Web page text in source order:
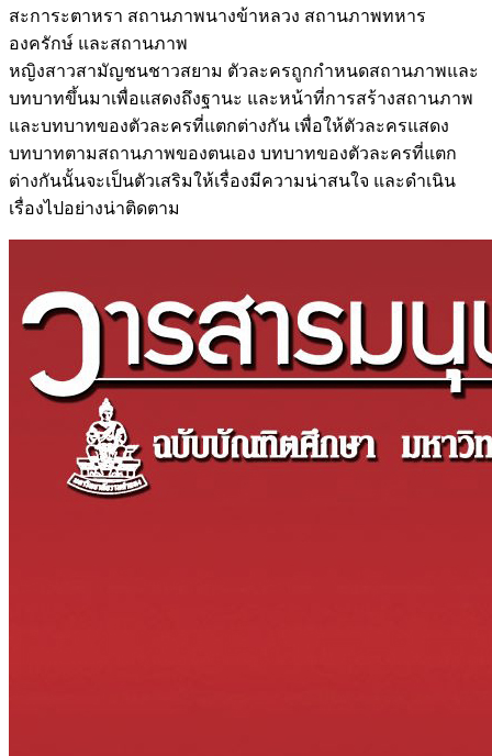
สะการะตาหรา สถานภาพนางข้าหลวง สถานภาพทหาร
องครักษ์ และสถานภาพ
หญิงสาวสามัญชนชาวสยาม ตัวละครถูกกำหนดสถานภาพและ
บทบาทขึ้นมาเพื่อแสดงถึงฐานะ และหน้าที่การสร้างสถานภาพ
และบทบาทของตัวละครที่แตกต่างกัน เพื่อให้ตัวละครแสดง
บทบาทตามสถานภาพของตนเอง บทบาทของตัวละครที่แตก
ต่างกันนั้นจะเป็นตัวเสริมให้เรื่องมีความน่าสนใจ และดำเนิน
เรื่องไปอย่างน่าติดตาม